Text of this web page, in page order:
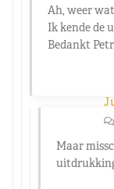
Ah, weer
Ik kende de
Bedankt
Maar
uitdrukking